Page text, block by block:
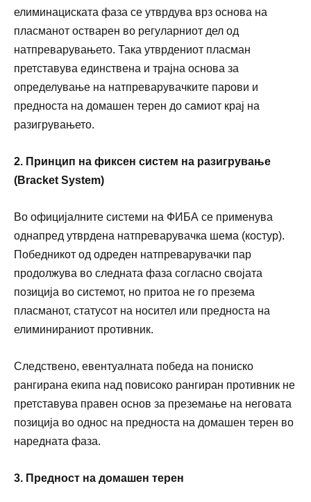
елиминациската фаза се утврдува врз основа на
пласманот остварен во регуларниот дел од
натпреварувањето. Така утврдениот пласман
претставува единствена и трајна основа за
определување на натпреварувачките парови и
предноста на домашен терен до самиот крај на
разигрувањето.
2. Принцип на фиксен систем на разигрување
(Bracket System)
Во официјалните системи на ФИБА се применува
однапред утврдена натпреварувачка шема (костур).
Победникот од одреден натпреварувачки пар
продолжува во следната фаза согласно својата
позиција во системот, но притоа не го презема
пласманот, статусот на носител или предноста на
елиминираниот противник.
Следствено, евентуалната победа на пониско
рангирана екипа над повисоко рангиран противник не
претставува правен основ за преземање на неговата
позиција во однос на предноста на домашен терен во
наредната фаза.
3. Предност на домашен терен